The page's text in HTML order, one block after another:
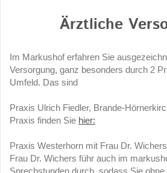
Ärztliche
Im Markushof erfahren Sie
Versorgung, ganz besonders durch 2
Umfeld. Das sind
Praxis Ulrich Fiedler, Brande-
Praxis finden Sie hier:
Praxis Westerhorn mit Frau Dr.
Frau Dr. Wichers führ auch im
Sprechstunden durch, sodass Sie